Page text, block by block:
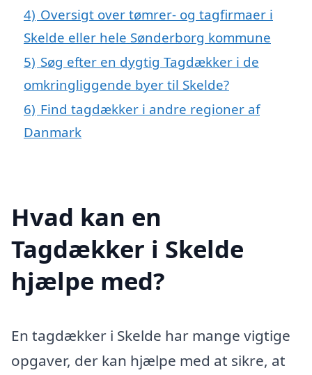
4) Oversigt over tømrer- og tagfirmaer i
Skelde eller hele Sønderborg kommune
5) Søg efter en dygtig Tagdækker i de
omkringliggende byer til Skelde?
6) Find tagdækker i andre regioner af
Danmark
Hvad kan en
Tagdækker i Skelde
hjælpe med?
En tagdækker i Skelde har mange vigtige
opgaver, der kan hjælpe med at sikre, at